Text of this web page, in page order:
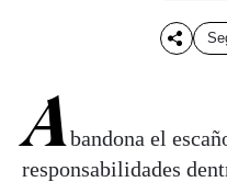
Abandona el
responsabilidades